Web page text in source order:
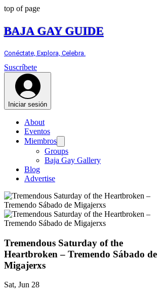
top of page
BAJA GAY GUIDE
Conéctate, Explora, Celebra.
Suscríbete
Iniciar sesión
About
Eventos
Miembros
Groups
Baja Gay Gallery
Blog
Advertise
Tremendous Saturday of the
Heartbroken – Tremendo Sábado de
Migajerxs
Sat, Jun 28